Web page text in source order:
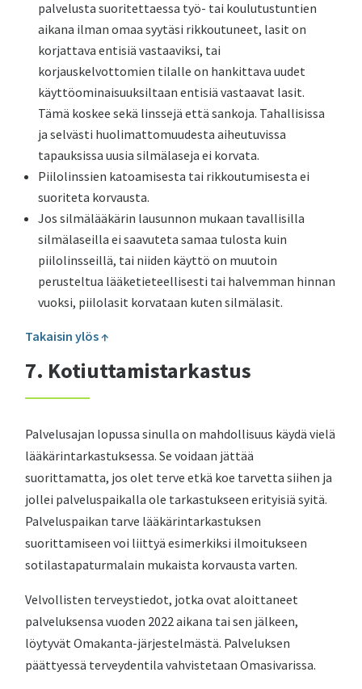
palvelusta suoritettaessa työ- tai koulutustuntien
aikana ilman omaa syytäsi rikkoutuneet, lasit on
korjattava entisiä vastaaviksi, tai
korjauskelvottomien tilalle on hankittava uudet
käyttöominaisuuksiltaan entisiä vastaavat lasit.
Tämä koskee sekä linssejä että sankoja. Tahallisissa
ja selvästi huolimattomuudesta aiheutuvissa
tapauksissa uusia silmälaseja ei korvata.
Piilolinssien katoamisesta tai rikkoutumisesta ei
suoriteta korvausta.
Jos silmälääkärin lausunnon mukaan tavallisilla
silmälaseilla ei saavuteta samaa tulosta kuin
piilolinsseillä, tai niiden käyttö on muutoin
perusteltua lääketieteellisesti tai halvemman hinnan
vuoksi, piilolasit korvataan kuten silmälasit.
Takaisin ylös ↑
7. Kotiuttamistarkastus
Palvelusajan lopussa sinulla on mahdollisuus käydä vielä
lääkärintarkastuksessa. Se voidaan jättää
suorittamatta, jos olet terve etkä koe tarvetta siihen ja
jollei palveluspaikalla ole tarkastukseen erityisiä syitä.
Palveluspaikan tarve lääkärintarkastuksen
suorittamiseen voi liittyä esimerkiksi ilmoitukseen
sotilastapaturmalain mukaista korvausta varten.
Velvollisten terveystiedot, jotka ovat aloittaneet
palveluksensa vuoden 2022 aikana tai sen jälkeen,
löytyvät Omakanta-järjestelmästä. Palveluksen
päättyessä terveydentila vahvistetaan Omasivarissa.